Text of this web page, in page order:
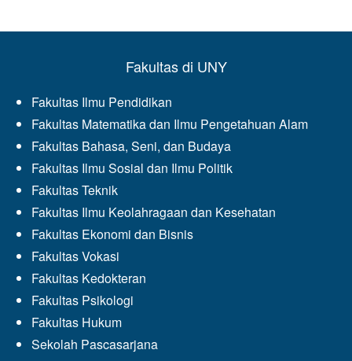
Fakultas di UNY
Fakultas Ilmu Pendidikan
Fakultas Matematika dan Ilmu Pengetahuan Alam
Fakultas Bahasa, Seni, dan Budaya
Fakultas Ilmu Sosial dan Ilmu Politik
Fakultas Teknik
Fakultas Ilmu Keolahragaan dan Kesehatan
Fakultas Ekonomi dan Bisnis
Fakultas Vokasi
Fakultas Kedokteran
Fakultas Psikologi
Fakultas Hukum
Sekolah Pascasarjana